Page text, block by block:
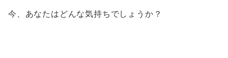
今、あなたはどんな気持ちでしょうか？